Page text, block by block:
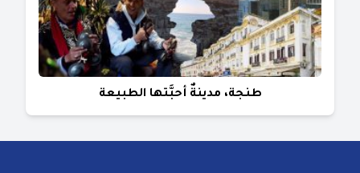
طنجة، مدينةٌ أحبَّتها الطبيعة